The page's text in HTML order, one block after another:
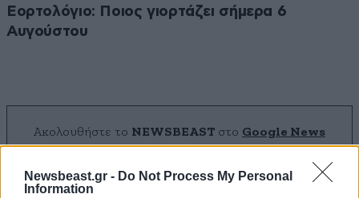
Newsbeast.gr - Do Not Process My Personal
Information
Εορτολόγιο: Ποιος γιορτάζει σήμερα 6
Αυγούστου
Ακολουθήστε το NEWSBEAST στο Google News
και μάθετε πρώτοι όλες τις ειδήσεις